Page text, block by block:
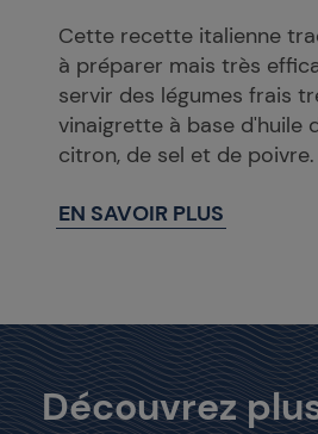
Cette recette italienne
à préparer mais très
servir des légumes frais
vinaigrette à base d'huile
citron, de sel et de poivre.
EN SAVOIR PLUS
Découvrez